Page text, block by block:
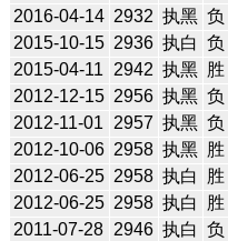
2016-04-14 2932 执黑 负
2015-10-15 2936 执白 负
2015-04-11
2942 执黑 胜
2012-12-15 2956 执黑 负
2012-11-01
2957 执黑 负
2012-10-06 2958 执黑 胜
2012-06-25 2958 执白 胜
2012-06-25 2958 执白 胜
2011-07-28 2946 执白 负